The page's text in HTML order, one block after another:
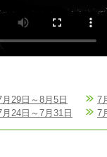
月29日～8月5日
7
月24日～7月31日 7